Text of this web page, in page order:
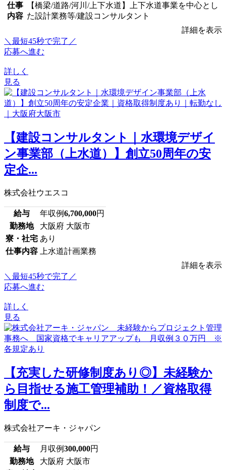
仕事
内容
【橋梁/道路/河川/上下水道】上下水道事業を中心とし
た設計業務等/建設コンサルタント
詳細を表示
＼最短45秒で完了／
応募へ進む
詳しく
見る
【建設コンサルタント｜水環境デザイ
ン事業部（上水道）】創立50周年の安
定企...
株式会社ウエスコ
給与 年収例6,700,000円
勤務地
大阪府 大阪市
寮・社宅 あり
仕事内容
上水道計画業務
詳細を表示
＼最短45秒で完了／
応募へ進む
詳しく
見る
【充実した研修制度あり◎】未経験か
ら目指せる施工管理補助！／資格取得
制度で...
株式会社アーキ・ジャパン
給与 月収例300,000円
勤務地
大阪府 大阪市